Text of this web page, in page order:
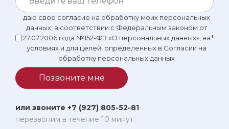
даю свое согласие на обработку моих персональных
данных, в соответствии с Федеральным законом от
27.07.2006 года №152-ФЗ «О персональных данных», на
условиях и для целей, определенных в Согласии на
обработку персональных данных
*
Позвоните мне
или звоните +7 (927) 805-52-81
перезвоним в течение 10 минут